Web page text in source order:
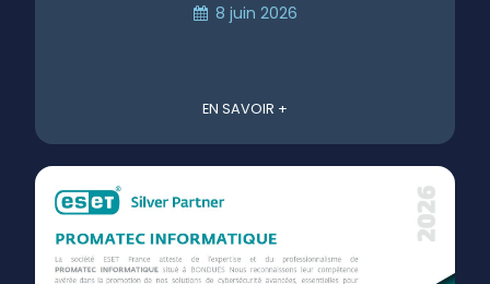
8 juin 2026
EN SAVOIR +